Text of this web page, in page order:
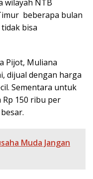
wilayah NTB
beberapa bulan
bisa
Pijot, Muliana
dijual dengan harga
Sementara untuk
150 ribu per
Muda Jangan